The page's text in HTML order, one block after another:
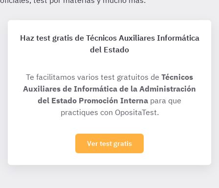
Haz test gratis de Técnicos Auxiliares Informática
del Estado
Te facilitamos varios test gratuitos de Técnicos
Auxiliares de Informática de la Administración
del Estado Promoción Interna para que
practiques con OpositaTest.
Ver test gratis